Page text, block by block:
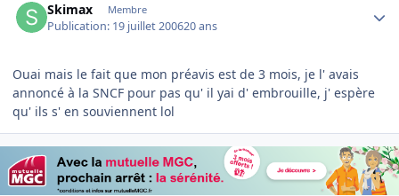
Skimax Membre
Publication: 19 juillet 200620 ans
Ouai mais le fait que mon préavis est de 3 mois, je l' avais
annoncé à la SNCF pour pas qu' il yai d' embrouille, j' espère
qu' ils s' en souviennent lol